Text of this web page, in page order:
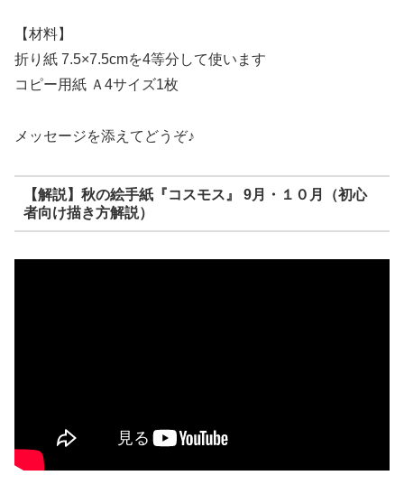
【材料】
折り紙 7.5×7.5cmを4等分して使います
コピー用紙 Ａ4サイズ1枚
メッセージを添えてどうぞ♪
【解説】秋の絵手紙『コスモス』 9月・１０月（初心
者向け描き方解説）